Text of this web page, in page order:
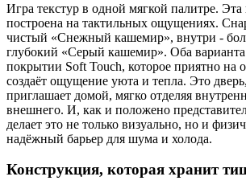
Игра текстур в одной мягкой палитре.
построена на тактильных ощущениях.
чистый «Снежный кашемир», внутри -
глубокий «Серый кашемир». Оба
покрытии Soft Touch, которое приятно на
создаёт ощущение уюта и тепла. Это
приглашает домой, мягко отделяя
внешнего. И, как и положено
делает это не только визуально, но и
надёжный барьер для шума и холода.
Конструкция, которая хранит